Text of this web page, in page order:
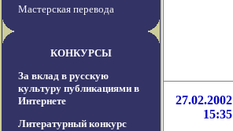
Мастерская перевода
КОНКУРСЫ
За вклад в русскую
культуру публикациями в
Интернете
Литературный конкурс
27.02.2002
15:35